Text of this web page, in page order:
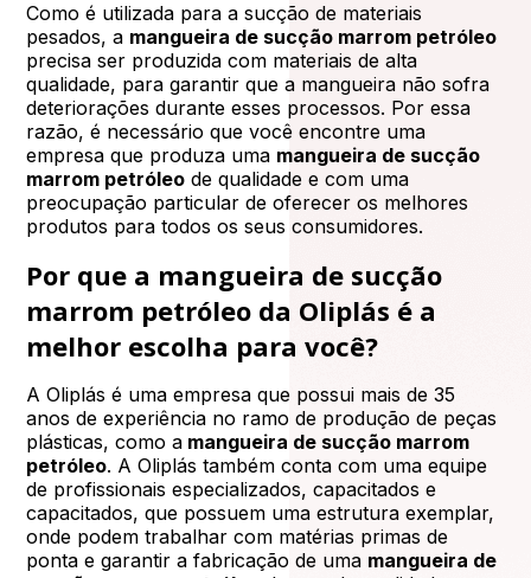
Como é utilizada para a sucção de materiais
pesados, a mangueira de sucção marrom petróleo
precisa ser produzida com materiais de alta
qualidade, para garantir que a mangueira não sofra
deteriorações durante esses processos. Por essa
razão, é necessário que você encontre uma
empresa que produza uma mangueira de sucção
marrom petróleo de qualidade e com uma
preocupação particular de oferecer os melhores
produtos para todos os seus consumidores.
Por que a mangueira de sucção
marrom petróleo da Oliplás é a
melhor escolha para você?
A Oliplás é uma empresa que possui mais de 35
anos de experiência no ramo de produção de peças
plásticas, como a mangueira de sucção marrom
petróleo. A Oliplás também conta com uma equipe
de profissionais especializados, capacitados e
capacitados, que possuem uma estrutura exemplar,
onde podem trabalhar com matérias primas de
ponta e garantir a fabricação de uma mangueira de